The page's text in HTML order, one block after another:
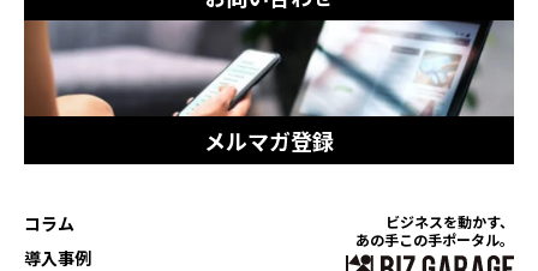
メルマガ登録
ビジネスを動かす、
あの手この手ポータル。
コラム
導入事例